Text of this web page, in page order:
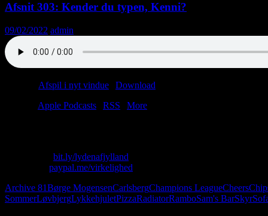
Afsnit 303: Kender du typen, Kenni?
09/02/2022 admin
Afspil i nyt vindue Download
Apple Podcasts RSS
More
bit.ly/lydenafjylland
paypal.me/virkelighed
Archive 81Børge MogensenCarlsbergChampions LeagueCheers
SommerLøvbjergLykkehjuletPizzaRadiatorRamboSam's BarSkyr